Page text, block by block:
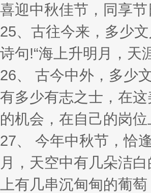
喜迎中秋佳节，同享
25、古往今来，多少
诗句!“海上升明月，天
26、 古今中外，多少
有多少有志之士，在
的机会，在自己的岗
27、 今年中秋节，恰
月，天空中有几朵洁
上有几串沉甸甸的葡